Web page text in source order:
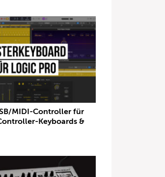
MIDI-Controller für
Keyboards &